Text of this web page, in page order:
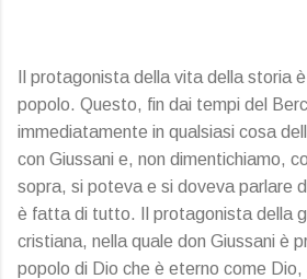
Il protagonista della vita della storia
popolo. Questo, fin dai tempi del
immediatamente in qualsiasi cosa
con Giussani e, non dimentichiamo,
sopra, si poteva e si doveva parlare
è fatta di tutto. Il protagonista della
cristiana, nella quale don Giussani è
popolo di Dio che è eterno come Dio,